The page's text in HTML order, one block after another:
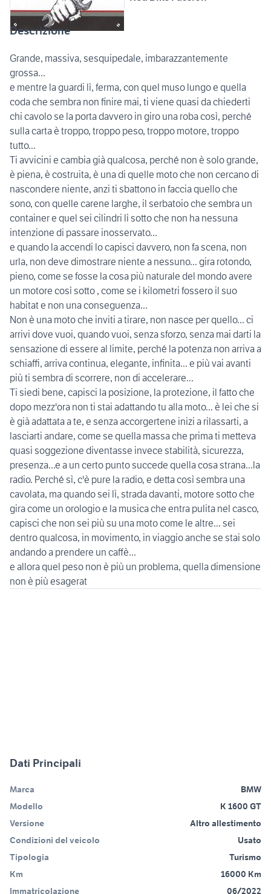
Descrizione
Grande, massiva, sesquipedale, imbarazzantemente
grossa...
e mentre la guardi lì, ferma, con quel muso lungo e quella
coda che sembra non finire mai, ti viene quasi da chiederti
chi cavolo se la porta davvero in giro una roba così, perché
sulla carta è troppo, troppo peso, troppo motore, troppo
tutto...
Ti avvicini e cambia già qualcosa, perché non è solo grande,
è piena, è costruita, è una di quelle moto che non cercano di
nascondere niente, anzi ti sbattono in faccia quello che
sono, con quelle carene larghe, il serbatoio che sembra un
container e quel sei cilindri lì sotto che non ha nessuna
intenzione di passare inosservato...
e quando la accendi lo capisci davvero, non fa scena, non
urla, non deve dimostrare niente a nessuno... gira rotondo,
pieno, come se fosse la cosa più naturale del mondo avere
un motore così sotto , come se i kilometri fossero il suo
habitat e non una conseguenza...
Non è una moto che inviti a tirare, non nasce per quello... ci
arrivi dove vuoi, quando vuoi, senza sforzo, senza mai darti la
sensazione di essere al limite, perché la potenza non arriva a
schiaffi, arriva continua, elegante, infinita... e più vai avanti
più ti sembra di scorrere, non di accelerare...
Ti siedi bene, capisci la posizione, la protezione, il fatto che
dopo mezz'ora non ti stai adattando tu alla moto... è lei che si
è già adattata a te, e senza accorgertene inizi a rilassarti, a
lasciarti andare, come se quella massa che prima ti metteva
quasi soggezione diventasse invece stabilità, sicurezza,
presenza...e a un certo punto succede quella cosa strana...la
radio. Perché sì, c'è pure la radio, e detta così sembra una
cavolata, ma quando sei lì, strada davanti, motore sotto che
gira come un orologio e la musica che entra pulita nel casco,
capisci che non sei più su una moto come le altre... sei
dentro qualcosa, in movimento, in viaggio anche se stai solo
andando a prendere un caffè...
e allora quel peso non è più un problema, quella dimensione
non è più esagerat
Dati Principali
Marca
BMW
Modello
K 1600 GT
Versione
Altro allestimento
Condizioni del veicolo
Usato
Tipologia
Turismo
Km
16000 Km
Immatricolazione
06/2022